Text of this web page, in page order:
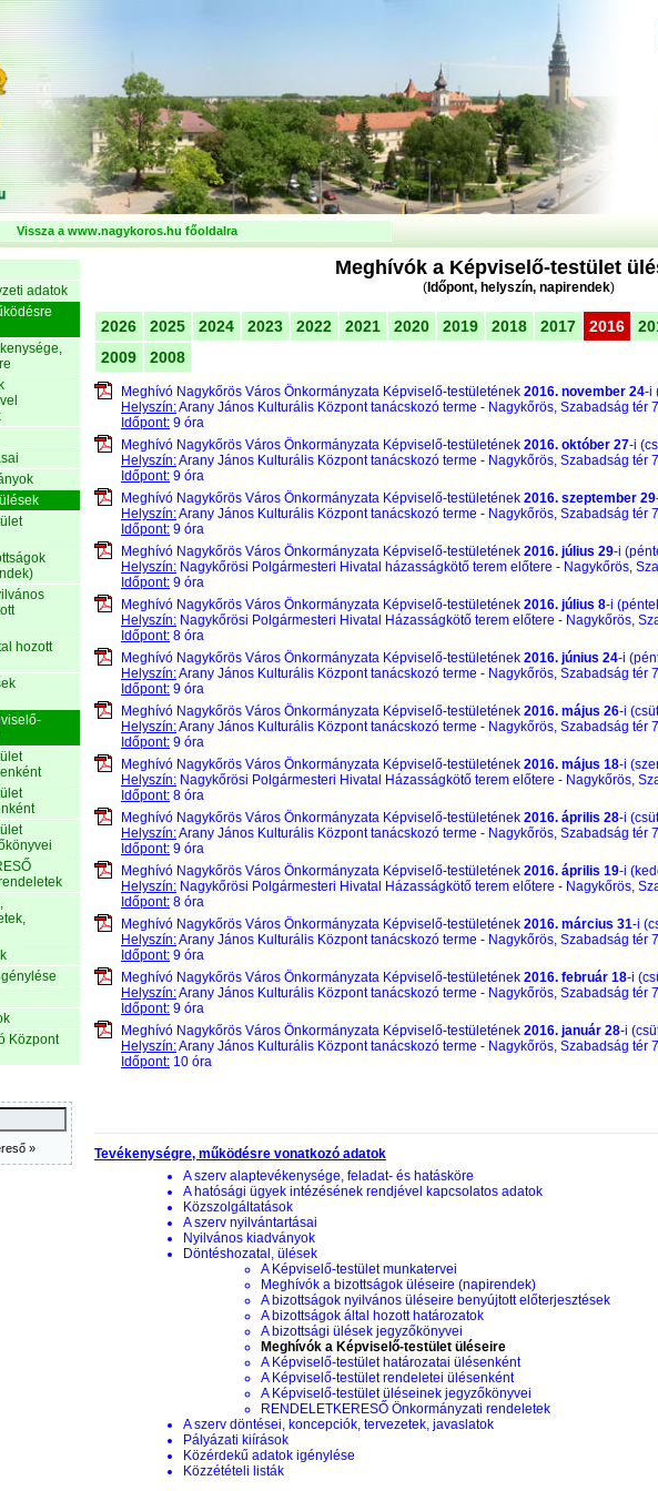
Vissza a www.nagykoros.hu főoldalra
adatok
hozott
Központ
Meghívók a Képviselő-testület
( Időpont, helyszín, napirendek)
2026 2025 2024 2023 2022 2021 2020 2019 2018 2017 2016
2009
2008
Meghívó Nagykőrös Város Önkormányzata Képviselő-testületének 2016. november 24-i
Helyszín:Arany János Kulturális Központ tanácskozó terme - Nagykőrös, Szabadság tér
Időpont: 9 óra
Meghívó Nagykőrös Város Önkormányzata Képviselő-testületének 2016. október 27-i
Helyszín:Arany János Kulturális Központ tanácskozó terme - Nagykőrös, Szabadság tér
Időpont: 9 óra
Meghívó Nagykőrös Város Önkormányzata Képviselő-testületének 2016. szeptember 29
Helyszín:Arany János Kulturális Központ tanácskozó terme - Nagykőrös, Szabadság tér
Időpont: 9 óra
Meghívó Nagykőrös Város Önkormányzata Képviselő-testületének 2016. július 29-i
Helyszín: Nagykőrösi Polgármesteri Hivatal házasságkötő terem előtere - Nagykőrös,
Időpont: 9 óra
Meghívó Nagykőrös Város Önkormányzata Képviselő-testületének 2016. július 8-i
Helyszín: Nagykőrösi Polgármesteri Hivatal Házasságkötő terem előtere - Nagykőrös,
Időpont: 8 óra
Meghívó Nagykőrös Város Önkormányzata Képviselő-testületének 2016. június 24-i
Helyszín:Arany János Kulturális Központ tanácskozó terme - Nagykőrös, Szabadság tér
Időpont: 9 óra
Meghívó Nagykőrös Város Önkormányzata Képviselő-testületének 2016. május 26-i
Helyszín:Arany János Kulturális Központ tanácskozó terme - Nagykőrös, Szabadság tér
Időpont: 9 óra
Meghívó Nagykőrös Város Önkormányzata Képviselő-testületének 2016. május 18-i
Helyszín: Nagykőrösi Polgármesteri Hivatal Házasságkötő terem előtere - Nagykőrös,
Időpont: 8 óra
Meghívó Nagykőrös Város Önkormányzata Képviselő-testületének 2016. április 28-i
Helyszín:Arany János Kulturális Központ tanácskozó terme - Nagykőrös, Szabadság tér
Időpont: 9 óra
Meghívó Nagykőrös Város Önkormányzata Képviselő-testületének 2016. április 19-i
Helyszín: Nagykőrösi Polgármesteri Hivatal Házasságkötő terem előtere - Nagykőrös,
Időpont: 8 óra
Meghívó Nagykőrös Város Önkormányzata Képviselő-testületének 2016. március 31-i
Helyszín:Arany János Kulturális Központ tanácskozó terme - Nagykőrös, Szabadság tér
Időpont: 9 óra
Meghívó Nagykőrös Város Önkormányzata Képviselő-testületének 2016. február 18-i
Helyszín:Arany János Kulturális Központ tanácskozó terme - Nagykőrös, Szabadság tér
Időpont: 9 óra
Meghívó Nagykőrös Város Önkormányzata Képviselő-testületének 2016. január 28-i
Helyszín:Arany János Kulturális Központ tanácskozó terme - Nagykőrös, Szabadság tér
Időpont: 10 óra
Tevékenységre, működésre vonatkozó adatok
A szerv alaptevékenysége, feladat- és hatásköre
A hatósági ügyek intézésének rendjével kapcsolatos adatok
Közszolgáltatások
A szerv nyilvántartásai
Nyilvános kiadványok
Döntéshozatal, ülések
A Képviselő-testület munkatervei
Meghívók a bizottságok üléseire (napirendek)
A bizottságok nyilvános üléseire benyújtott előterjesztések
A bizottságok által hozott határozatok
A bizottsági ülések jegyzőkönyvei
Meghívók a Képviselő-testület üléseire
A Képviselő-testület határozatai ülésenként
A Képviselő-testület rendeletei ülésenként
A Képviselő-testület üléseinek jegyzőkönyvei
RENDELETKERESŐ Önkormányzati rendeletek
A szerv döntései, koncepciók, tervezetek, javaslatok
Pályázati kiírások
Közérdekű adatok igénylése
Közzétételi listák